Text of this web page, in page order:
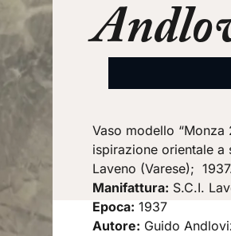
Vaso modello
ispirazione orientale
Laveno (Varese);
Manifattura: S.C.I.
Epoca: 1937
Autore: Guido